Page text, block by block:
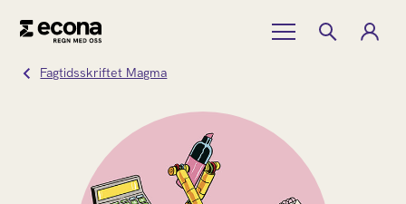
Fagtidsskriftet Magma